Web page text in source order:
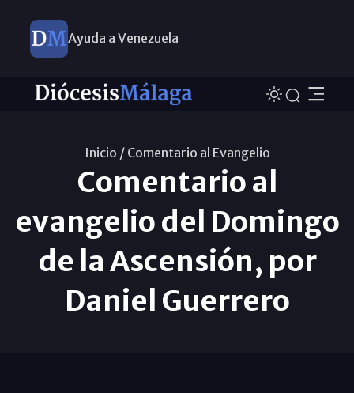
Ayuda a Venezuela
Inicio / Comentario al Evangelio
Comentario al
evangelio del Domingo
de la Ascensión, por
Daniel Guerrero